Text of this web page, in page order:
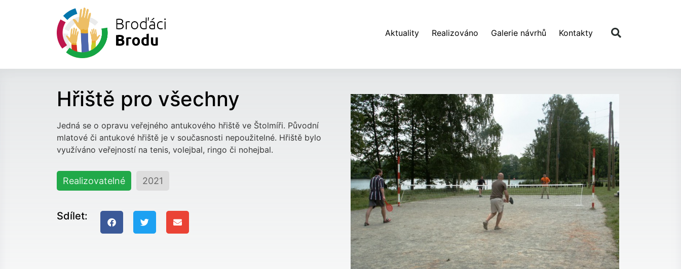
Aktuality Realizováno Galerie návrhů Kontakty
Předchozí návrh
Hřiště pro všechny
Jedná se o opravu veřejného antukového hřiště ve Štolmíři. Původní
mlatové či antukové hřiště je v současnosti nepoužitelné. Hřiště bylo
využíváno veřejností na tenis, volejbal, ringo či nohejbal.
Realizovatelné 2021
Sdílet: